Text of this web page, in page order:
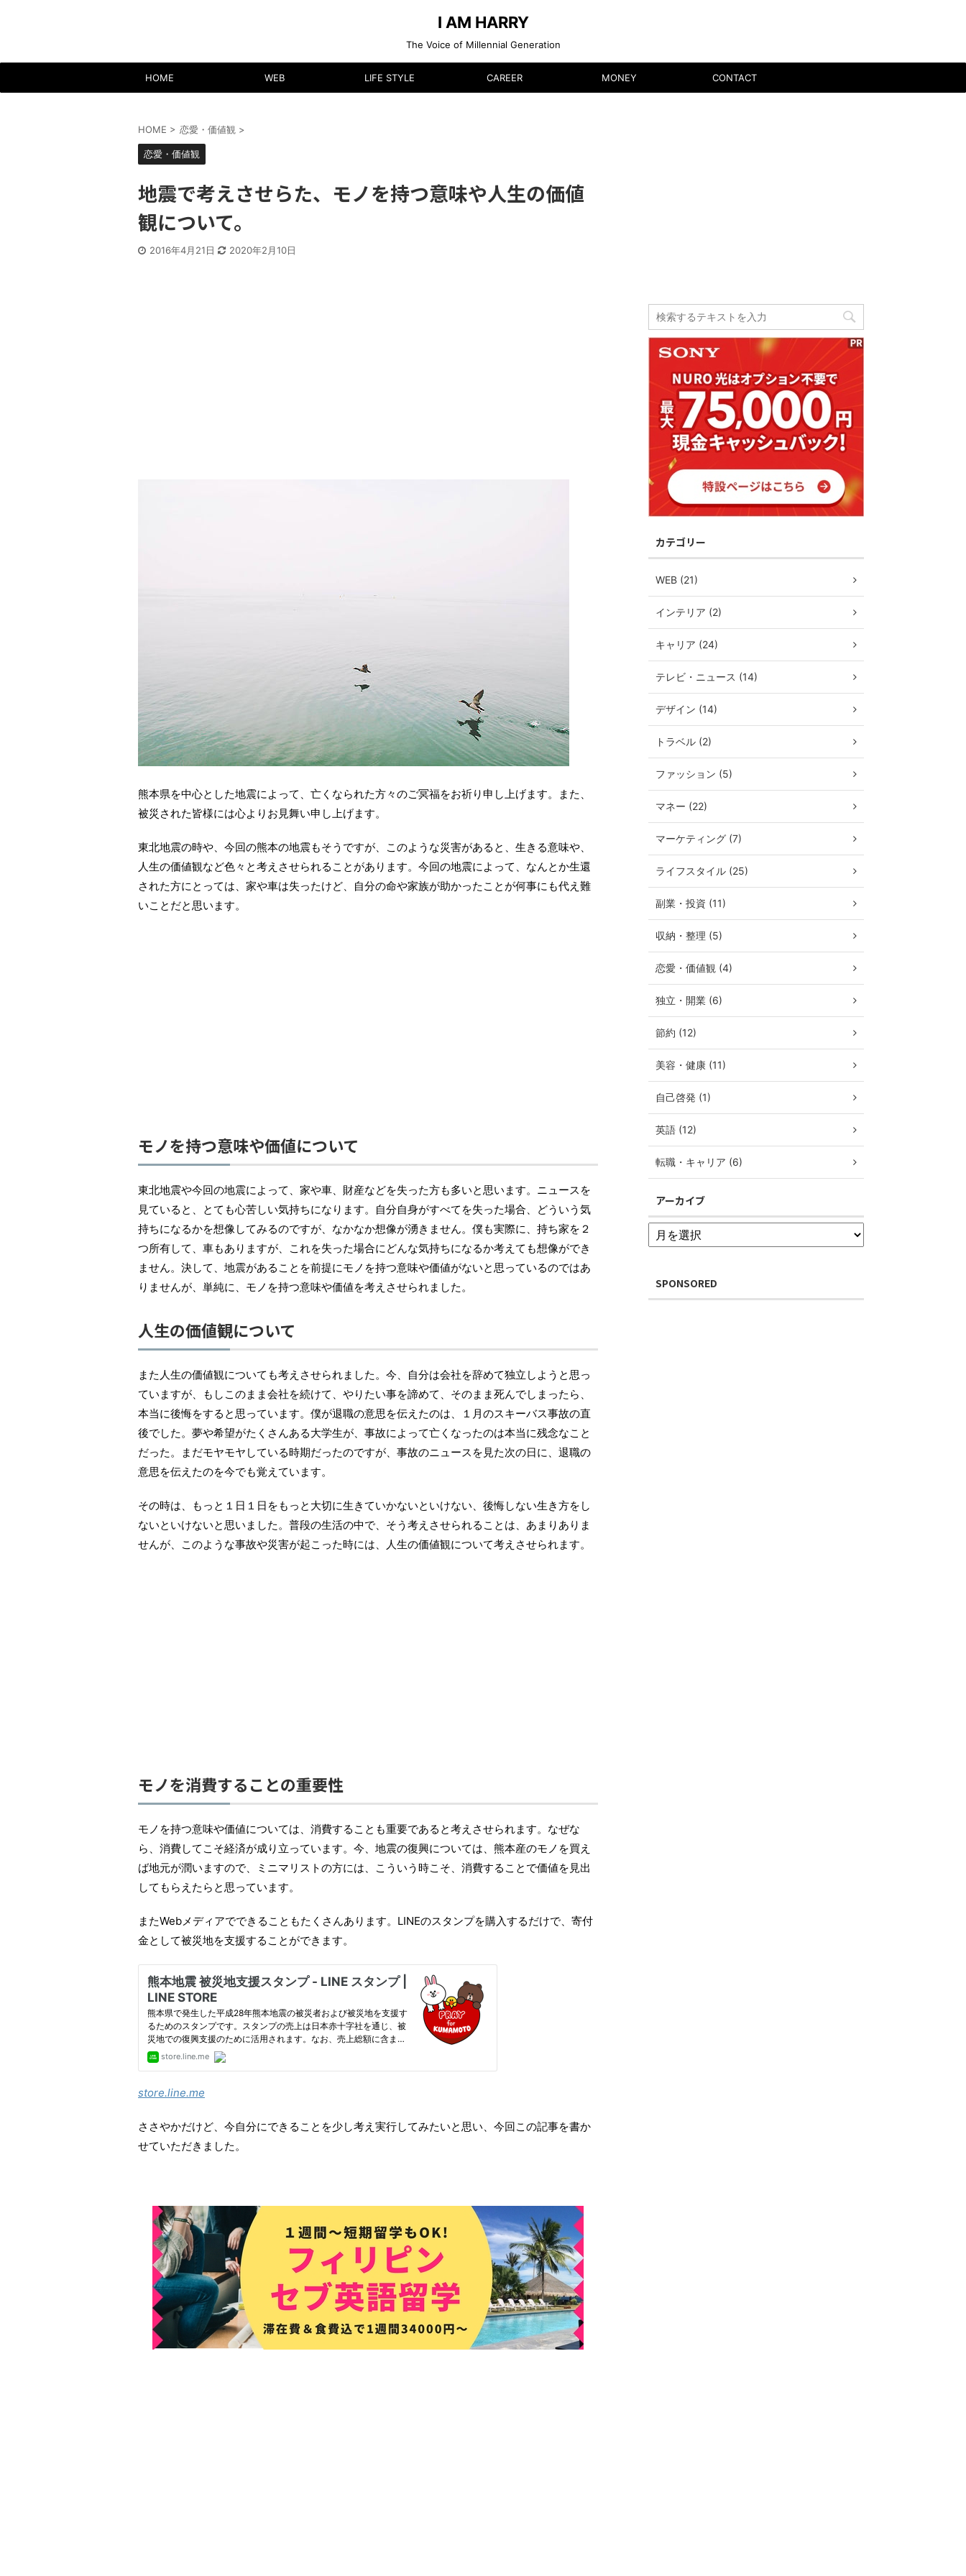
I AM HARRY
The Voice of Millennial Generation
HOME WEB LIFE STYLE CAREER MONEY CONTACT
HOME > 恋愛・価値観 >
恋愛・価値観
地震で考えさせらた、モノを持つ意味や人生の価値
観について。
2016年4月21日 2020年2月10日
熊本県を中心とした地震によって、亡くなられた方々のご冥福をお祈り申し上げます。また、
被災された皆様には心よりお見舞い申し上げます。
東北地震の時や、今回の熊本の地震もそうですが、このような災害があると、生きる意味や、
人生の価値観など色々と考えさせられることがあります。今回の地震によって、なんとか生還
された方にとっては、家や車は失ったけど、自分の命や家族が助かったことが何事にも代え難
いことだと思います。
モノを持つ意味や価値について
東北地震や今回の地震によって、家や車、財産などを失った方も多いと思います。ニュースを
見ていると、とても心苦しい気持ちになります。自分自身がすべてを失った場合、どういう気
持ちになるかを想像してみるのですが、なかなか想像が湧きません。僕も実際に、持ち家を２
つ所有して、車もありますが、これを失った場合にどんな気持ちになるか考えても想像ができ
ません。決して、地震があることを前提にモノを持つ意味や価値がないと思っているのではあ
りませんが、単純に、モノを持つ意味や価値を考えさせられました。
人生の価値観について
また人生の価値観についても考えさせられました。今、自分は会社を辞めて独立しようと思っ
ていますが、もしこのまま会社を続けて、やりたい事を諦めて、そのまま死んでしまったら、
本当に後悔をすると思っています。僕が退職の意思を伝えたのは、１月のスキーバス事故の直
後でした。夢や希望がたくさんある大学生が、事故によって亡くなったのは本当に残念なこと
だった。まだモヤモヤしている時期だったのですが、事故のニュースを見た次の日に、退職の
意思を伝えたのを今でも覚えています。
その時は、もっと１日１日をもっと大切に生きていかないといけない、後悔しない生き方をし
ないといけないと思いました。普段の生活の中で、そう考えさせられることは、あまりありま
せんが、このような事故や災害が起こった時には、人生の価値観について考えさせられます。
モノを消費することの重要性
モノを持つ意味や価値については、消費することも重要であると考えさせられます。なぜな
ら、消費してこそ経済が成り立っています。今、地震の復興については、熊本産のモノを買え
ば地元が潤いますので、ミニマリストの方には、こういう時こそ、消費することで価値を見出
してもらえたらと思っています。
またWebメディアでできることもたくさんあります。LINEのスタンプを購入するだけで、寄付
金として被災地を支援することができます。
store.line.me
ささやかだけど、今自分にできることを少し考え実行してみたいと思い、今回この記事を書か
せていただきました。
カテゴリー
WEB (21)
インテリア (2)
キャリア (24)
テレビ・ニュース (14)
デザイン (14)
トラベル (2)
ファッション (5)
マネー (22)
マーケティング (7)
ライフスタイル (25)
副業・投資 (11)
収納・整理 (5)
恋愛・価値観 (4)
独立・開業 (6)
節約 (12)
美容・健康 (11)
自己啓発 (1)
英語 (12)
転職・キャリア (6)
アーカイブ
SPONSORED